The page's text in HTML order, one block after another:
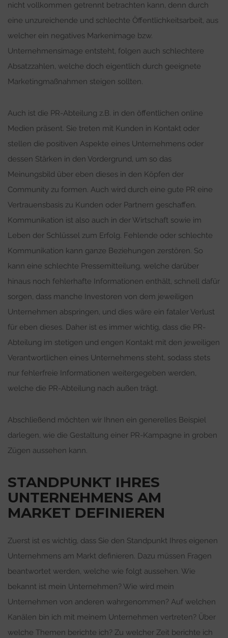
nicht vollkommen getrennt betrachten kann, denn durch
eine unzureichende und schlechte Öffentlichkeitsarbeit, aus
welcher ein negatives Markenimage bzw.
Unternehmensimage entsteht, folgen auch schlechtere
Absatzzahlen, welche doch eigentlich durch geeignete
Marketingmaßnahmen steigen sollten.
Auch ist die PR-Abteilung z.B. in den öffentlichen online
Medien präsent. Sie treten mit Kunden in Kontakt oder
stellen die positiven Aspekte eines Unternehmens oder
dessen Stärken in den Vordergrund, um so das
Meinungsbild über eben dieses in den Köpfen der
Community zu formen. Auch wird durch eine gute PR eine
Vertrauensbasis zu Kunden oder Partnern geschaffen.
Kommunikation ist also auch in der Wirtschaft sowie im
Leben der Schlüssel zum Erfolg. Fehlende oder schlechte
Kommunikation kann ganze Beziehungen zerstören. So
kann eine schlechte Pressemitteilung, welche darüber
hinaus noch fehlerhafte Informationen enthält, schnell dafür
sorgen, dass manche Investoren von dem jeweiligen
Unternehmen abspringen, und dies wäre ein fataler Verlust
für eben dieses. Daher ist es immer wichtig, dass die PR-
Abteilung im stetigen und engen Kontakt mit den jeweiligen
Verantwortlichen eines Unternehmens steht, sodass stets
nur fehlerfreie Informationen weitergegeben werden,
welche die PR-Abteilung nach außen trägt.
Abschließend möchten wir Ihnen ein generelles Beispiel
darlegen, wie die Gestaltung einer PR-Kampagne in groben
Zügen aussehen kann.
STANDPUNKT IHRES
UNTERNEHMENS AM
MARKET DEFINIEREN
Zuerst ist es wichtig, dass Sie den Standpunkt Ihres eigenen
Unternehmens am Markt definieren. Dazu müssen Fragen
beantwortet werden, welche wie folgt aussehen. Wie
bekannt ist mein Unternehmen? Wie wird mein
Unternehmen von anderen wahrgenommen? Auf welchen
Kanälen bin ich mit meinem Unternehmen vertreten? Über
welche Themen berichte ich? Zu welcher Zeit berichte ich